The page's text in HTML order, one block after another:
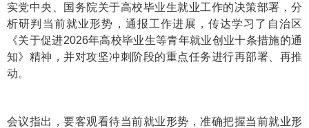
实党中央、国务院关于高校毕业生就业工作的决策部署，分
析研判当前就业形势，通报工作进展，传达学习了自治区
《关于促进2026年高校毕业生等青年就业创业十条措施的通
知》精神，并对攻坚冲刺阶段的重点任务进行再部署、再推
动。
会议指出，要客观看待当前就业形势，准确把握当前就业形